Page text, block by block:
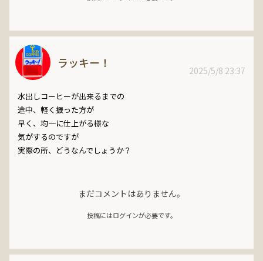
ラッキー！
水出しコーヒーが出来るまでの
途中、軽く振った方が
早く、均一に仕上がる様な
気がするのですが
2025/5/8 23:37
まだコメントはありません。
投稿にはログインが必要です。